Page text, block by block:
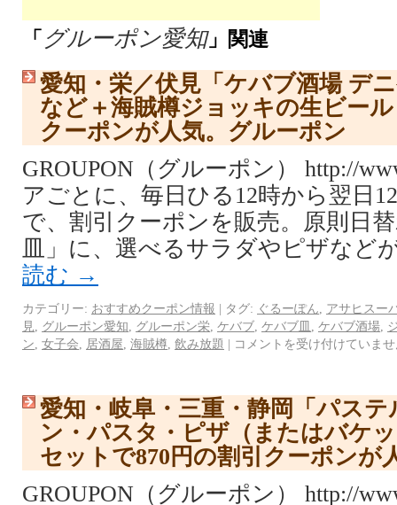
「 グルーポン愛知」関連
愛知・栄／伏見「ケバブ酒場 デ
など＋海賊樽ジョッキの生ビー
クーポンが人気。グルーポン
GROUPON（グルーポン） http://
アごとに、毎日ひる12時から翌日
で、割引クーポンを販売。原則日
皿」に、選べるサラダやピザな
読む →
カテゴリー: おすすめクーポン情報 | タグ: ぐるーぽん
アサヒスー
見
グルーポン愛知 グルーポン栄 ケバブ ケバブ皿 ケバブ酒場
ン 女子会 居酒屋 海賊樽 飲み放題 | コメントを受け付けていま
愛知・岐阜・三重・静岡「パス
ン・パスタ・ピザ（またはバケ
セットで870円の割引クーポンが
GROUPON（グルーポン） http://